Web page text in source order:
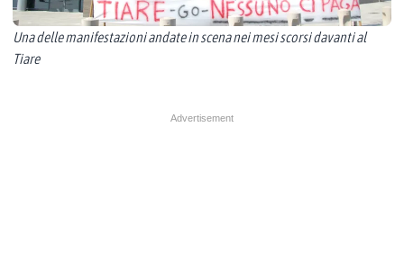
Una delle manifestazioni andate in scena nei mesi scorsi davanti al
Tiare